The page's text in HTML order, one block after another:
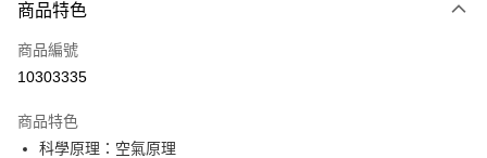
信用卡一次付款
LINE Pay
大哥付你分期
商品特色
商品編號
10303335
商品特色
科學原理：空氣原理